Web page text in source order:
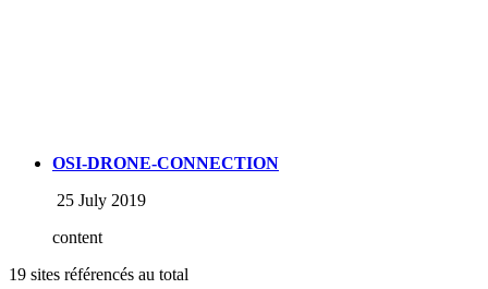
OSI-DRONE-CONNECTION
25 July 2019
content
19 sites référencés au total